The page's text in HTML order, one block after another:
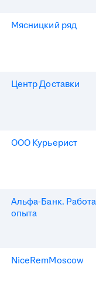
Мясницкий ряд
Центр Доставки
ООО Курьерист
Альфа-Банк.
опыта
NiceRemMoscow